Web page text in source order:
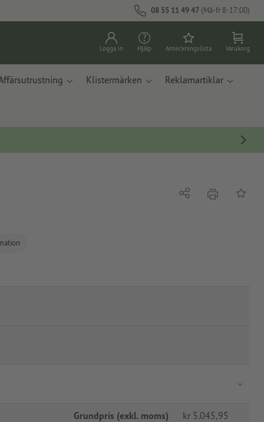
08 55 11 49 47 (Må-fr 8-17:00)
Logga in Hjälp Anteckningslista Varukorg
Klistermärken Reklamartiklar
Dela erbjudande
På
Grundpris (exkl. moms) kr 5.045,95